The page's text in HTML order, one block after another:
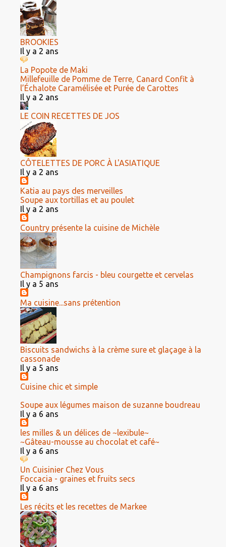
BROOKIES
Il y a 2 ans
La Popote de Maki
Millefeuille de Pomme de Terre, Canard Confit à
l’Échalote Caramélisée et Purée de Carottes
Il y a 2 ans
LE COIN RECETTES DE JOS
CÔTELETTES DE PORC À L'ASIATIQUE
Il y a 2 ans
Katia au pays des merveilles
Soupe aux tortillas et au poulet
Il y a 2 ans
Country présente la cuisine de Michèle
Champignons farcis - bleu courgette et cervelas
Il y a 5 ans
Ma cuisine...sans prétention
Biscuits sandwichs à la crème sure et glaçage à la
cassonade
Il y a 5 ans
Cuisine chic et simple
Soupe aux légumes maison de suzanne boudreau
Il y a 6 ans
les milles & un délices de ~lexibule~
~Gâteau-mousse au chocolat et café~
Il y a 6 ans
Un Cuisinier Chez Vous
Foccacia - graines et fruits secs
Il y a 6 ans
Les récits et les recettes de Markee